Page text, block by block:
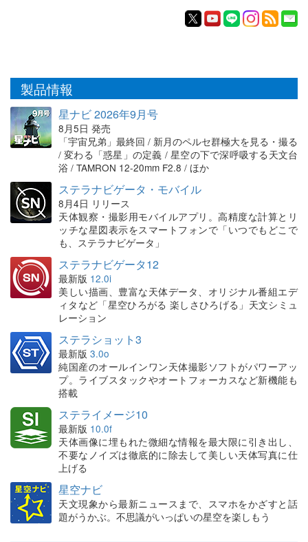
製品情報
星ナビ 2026年9月号
8月5日 発売
「宇宙兄弟」最終回 / 新月のペルセ群極大を見る・撮る
/ 変わる「惑星」の定義 / 星空の下で深呼吸する天文台
浴 / TAMRON 12-20mm F2.8 / ほか
ステラナビゲータ・モバイル
8月4日 リリース
天体観察・撮影用モバイルアプリ。高精度な計算とリ
ッチな星図表示をスマートフォンで「いつでもどこで
も、ステラナビゲータ」
ステラナビゲータ12
最新版 12.0i
美しい描画、豊富な天体データ、オリジナル番組エデ
ィタなど「星空ひろがる 楽しさひろげる」天文シミュ
レーション
ステラショット3
最新版 3.0o
純国産のオールインワン天体撮影ソフトがパワーアッ
プ。ライブスタックやオートフォーカスなど新機能も
搭載
ステライメージ10
最新版 10.0f
天体画像に埋もれた微細な情報を最大限に引き出し、
不要なノイズは徹底的に除去して美しい天体写真に仕
上げる
星空ナビ
天文現象から最新ニュースまで、スマホをかざすと話
題がうかぶ。不思議がいっぱいの星空を楽しもう